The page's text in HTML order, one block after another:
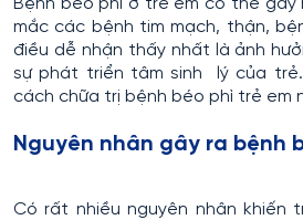
Bệnh béo phì ở trẻ em có thể gây
mắc các bệnh tim mạch, thận,
điều dễ nhận thấy nhất là ảnh
sự phát triển tâm sinh lý của trẻ.
cách chữa trị bệnh béo phì trẻ em
Nguyên nhân gây ra bệnh
Có rất nhiều nguyên nhân khiến